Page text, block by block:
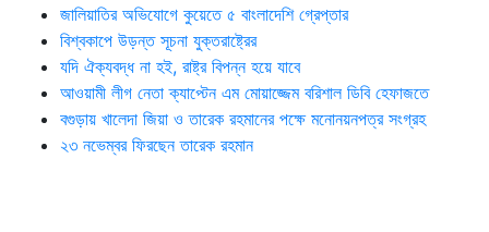
জালিয়াতির অভিযোগে কুয়েতে ৫ বাংলাদেশি গ্রেপ্তার
বিশ্বকাপে উড়ন্ত সূচনা যুক্তরাষ্ট্রের
যদি ঐক্যবদ্ধ না হই, রাষ্ট্র বিপন্ন হয়ে যাবে
আওয়ামী লীগ নেতা ক্যাপ্টেন এম মোয়াজ্জেম বরিশাল ডিবি হেফাজতে
বগুড়ায় খালেদা জিয়া ও তারেক রহমানের পক্ষে মনোনয়নপত্র সংগ্রহ
২৩ নভেম্বর ফিরছেন তারেক রহমান